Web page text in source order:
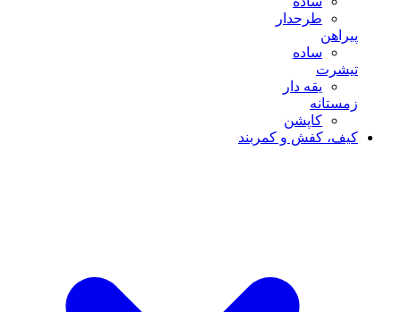
طرحدار
پیراهن
ساده
تیشرت
یقه دار
زمستانه
کاپشن
کیف، کفش و کمربند